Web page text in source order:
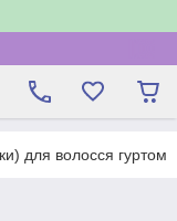
для волосся гуртом